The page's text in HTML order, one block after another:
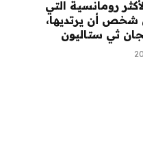
رومانسية التي
شخص أن يرتديها،
ثي ستاليون